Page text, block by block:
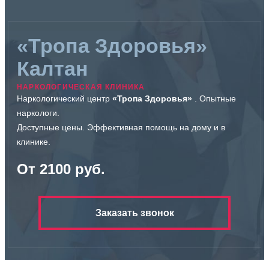
«Тропа Здоровья»
Калтан
НАРКОЛОГИЧЕСКАЯ КЛИНИКА
Наркологический центр «Тропа Здоровья» . Опытные
наркологи.
Доступные цены. Эффективная помощь на дому и в
клинике.
От 2100 руб.
Заказать звонок